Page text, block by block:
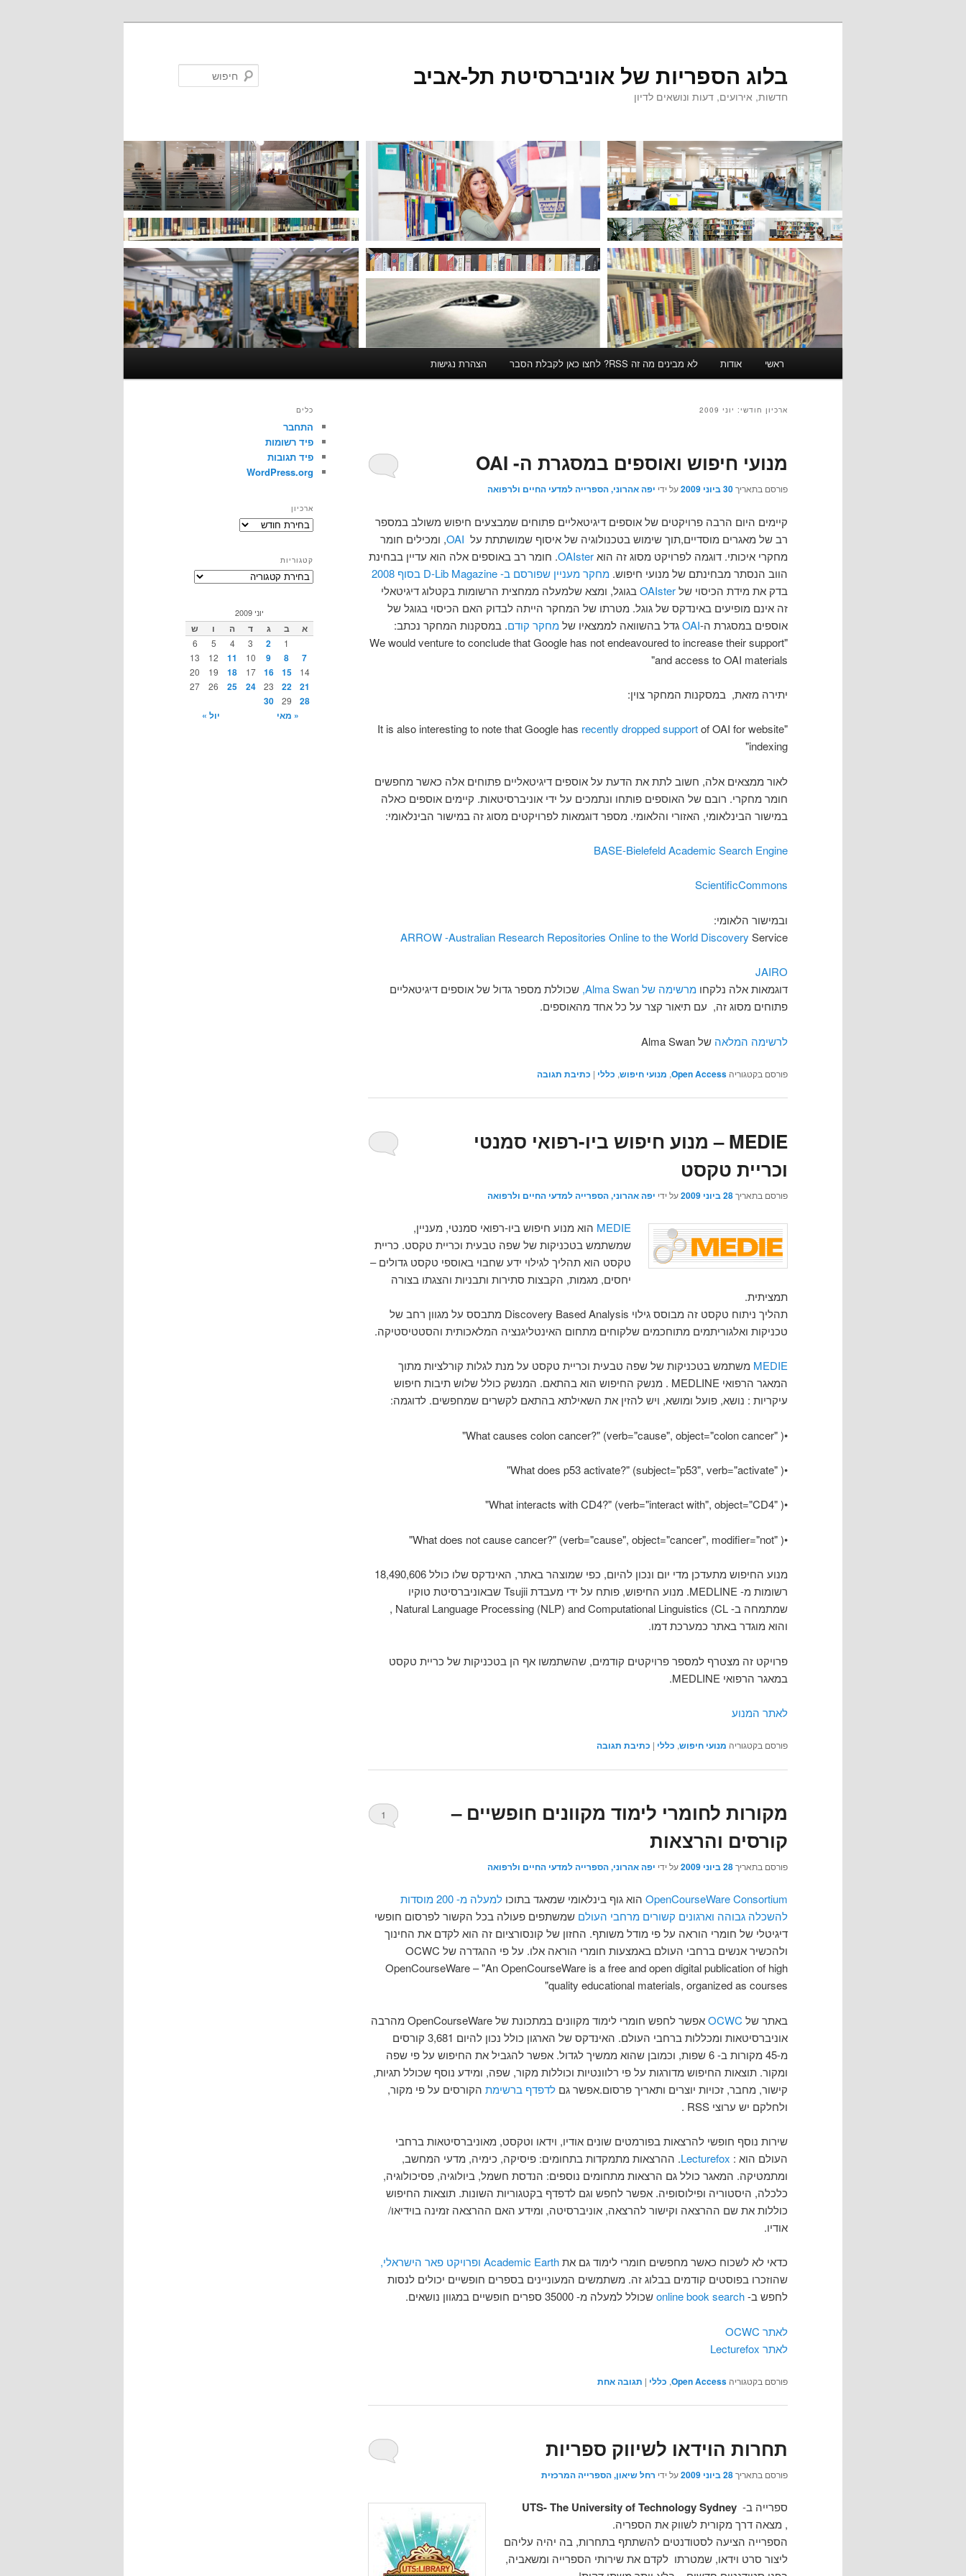
בלוג הספריות של אוניברסיטת תל-אביב
חדשות, אירועים, דעות ונושאים לדיון
ראשי אודות לא מבינים מה זה RSS? לחצו כאן לקבלת הסבר הצהרת נגישות
ארכיון חודשי: יוני 2009
מנועי חיפוש ואוספים במסגרת ה- OAI
פורסם בתאריך30 ביוני 2009 על ידי יפה אהרוני, הספרייה למדעי החיים ולרפואה
קיימים היום הרבה פרויקטים של אוספים דיגיטאליים פתוחים שמבצעים חיפוש משולב במספר
רב של מאגרים מוסדיים,תוך שימוש בטכנולוגיה של איסוף שמושתתת על OAI, ומכילים חומר
מחקרי איכותי. דוגמה לפרויקט מסוג זה הואOAIster. חומר רב באוספים אלה הוא עדיין בבחינת
הווב הנסתר מבחינתם של מנועי חיפוש. מחקר מעניין שפורסם ב- D-Lib Magazine בסוף 2008
בדק את מידת הכיסוי שלOAIster בגוגל, ומצא שלמעלה ממחצית הרשומות בקטלוג דיגיטאלי
זה אינם מופיעים באינדקס של גוגל. מטרתו של המחקר הייתה לבדוק האם הכיסוי בגוגל של
אוספים במסגרת ה-OAIגדל בהשוואה לממצאיו שלמחקר קודם. במסקנות המחקר נכתב:
"We would venture to conclude that Google has not endeavoured to increase their support
and access to OAI materials"
יתירה מזאת, במסקנות המחקר צוין:
"It is also interesting to note that Google has
recently dropped supportof OAI for website
indexing"
לאור ממצאים אלה, חשוב לתת את הדעת על אוספים דיגיטאליים פתוחים אלה כאשר מחפשים
חומר מחקרי. רובם של האוספים פותחו ונתמכים על ידי אוניברסיטאות. קיימים אוספים כאלה
במישור הבינלאומי, האזורי והלאומי. מספר דוגמאות לפרויקטים מסוג זה במישור הבינלאומי:
BASE-Bielefeld Academic Search Engine
ScientificCommons
ובמישור הלאומי:
ARROW -Australian Research Repositories Online to the World Discovery Service
JAIRO
דוגמאות אלה נלקחו מרשימה של Alma Swan,
שכוללת מספר גדול של אוספים דיגיטאליים
פתוחים מסוג זה, עם תיאור קצר על כל אחד מהאוספים.
לרשימה המלאה של Alma Swan
פורסם בקטגוריה Open Access
, מנועי חיפוש, כללי | כתיבת תגובה
MEDIE – מנוע חיפוש ביו-רפואי סמנטי
וכריית טקסט
פורסם בתאריך28 ביוני 2009 על ידי יפה אהרוני, הספרייה למדעי החיים ולרפואה
MEDIE הוא מנוע חיפוש ביו-רפואי סמנטי, מעניין,
שמשתמש בטכניקות של שפה טבעית וכריית טקסט. כריית
טקסט הוא תהליך לגילוי ידע שחבוי באוספי טקסט גדולים –
יחסים, מגמות, הקבצות סתירות ותבניות והצגתו בצורה
תמציתית.
תהליך ניתוח טקסט זה מבוסס גילוי Discovery Based Analysis מתבסס על מגוון רחב של
טכניקות ואלגוריתמים מתוחכמים שלקוחים מתחום האינטליגנציה המלאכותית והסטטיסטיקה.
MEDIE משתמש בטכניקות של שפה טבעית וכריית טקסט על מנת לגלות קורלציות מתוך
המאגר הרפואי MEDLINE . מנשק החיפוש הוא בהתאם. המנשק כולל שלוש תיבות חיפוש
עיקריות : נושא, פועל ומושא, ויש להזין את השאילתא בהתאם לקשרים שמחפשים. לדוגמה:
•( "What causes colon cancer?" (verb="cause", object="colon cancer"
•( "What does p53 activate?" (subject="p53", verb="activate"
•( "What interacts with CD4?" (verb="interact with", object="CD4"
•( "What does not cause cancer?" (verb="cause", object="cancer", modifier="not"
מנוע החיפוש מתעדכן מדי יום ונכון להיום, כפי שמוצהר באתר, האינדקס שלו כולל 18,490,606
רשומות מ- MEDLINE. מנוע החיפוש, פותח על ידי מעבדת Tsujii שבאוניברסיטת טוקיו
שמתמחה ב- Natural Language Processing (NLP) and Computational Linguistics (CL ,
והוא מוגדר באתר כמערכת דמו.
פרויקט זה מצטרף למספר פרויקטים קודמים, שהשתמשו אף הן בטכניקות של כריית טקסט
במאגר הרפואי MEDLINE.
לאתר המנוע
פורסם בקטגוריה מנועי חיפוש, כללי | כתיבת תגובה
מקורות לחומרי לימוד מקוונים חופשיים –
קורסים והרצאות
פורסם בתאריך28 ביוני 2009 על ידי יפה אהרוני, הספרייה למדעי החיים ולרפואה
1
OpenCourseWare Consortium הוא גוף בינלאומי שמאגד בתוכו
למעלה מ- 200 מוסדות
להשכלה גבוהה וארגונים קשורים מרחבי העולם שמשתפים פעולה בכל הקשור לפרסום חופשי
דיגיטלי של חומרי הוראה על פי מודל משותף. החזון של קונסורציום זה הוא לקדם את החינוך
ולהכשיר אנשים ברחבי העולם באמצעות חומרי הוראה אלו. על פי ההגדרה של OCWC
OpenCourseWare – "An OpenCourseWare is a free and open digital publication of high
quality educational materials, organized as courses"
באתר של OCWC
אפשר לחפש חומרי לימוד מקוונים במתכונת של OpenCourseWare מהרבה
אוניברסיטאות ומכללות ברחבי העולם. האינדקס של הארגון כולל נכון להיום 3,681 קורסים
מ-45 מקורות ב- 6 שפות, וכמובן שהוא ממשיך לגדול. אפשר להגביל את החיפוש על פי שפה
ומקור. תוצאות החיפוש מדורגות על פי רלוונטיות וכוללות מקור, שפה, ומידע נוסף שכולל תגיות,
קישור, מחבר, זכויות יוצרים ותאריך פרסום.אפשר גם לדפדף ברשימת הקורסים על פי מקור,
ולחלקם יש ערוצי RSS .
שירות נוסף חופשי להרצאות בפורמטים שונים אודיו, וידאו וטקסט, מאוניברסיטאות ברחבי
העולם הוא : Lecturefox. ההרצאות מתמקדות בתחומים: פיסיקה, כימיה, מדעי המחשב,
ומתמטיקה. המאגר כולל גם הרצאות מתחומים נוספים: הנדסת חשמל, ביולוגיה, פסיכולוגיה,
כלכלה, היסטוריה ופילוסופיה. אפשר לחפש וגם לדפדף בקטגוריות השונות. תוצאות החיפוש
כוללות את שם ההרצאה וקישור להרצאה, אוניברסיטה, ומידע האם ההרצאה זמינה בוידיאו/
אודיו.
כדאי לא לשכוח כאשר מחפשים חומרי לימוד גם אתAcademic Earth ופרויקט פאר הישראלי,
שהוזכרו בפוסטים קודמים בבלוג זה. משתמשים המעוניינים בספרים חופשיים יכולים לנסות
לחפש ב-
שכולל למעלה מ- 35000 ספרים חופשיים במגוון נושאים.
לאתר OCWC
לאתר Lecturefox
פורסם בקטגוריה Open Access
, כללי | תגובהאחת
תחרות הוידאו לשיווק ספריות
פורסם בתאריך28 ביוני 2009 על ידי רחל שיאון, הספרייה המרכזית
ספרייה ב- UTS-The University of Technology Sydney
, מצאה דרך מקורית לשווק את הספריה.
הספרייה הציעה לסטודנטים להשתתף בתחרות, בה יהיה עליהם
ליצור סרט וידאו, שמטרתו לקדם את שירותי הספרייה ומשאביה,
כלים
התחבר
פיד רשומות
פיד תגובות
WordPress.org
ארכיון
ארכיון
קטגוריות
קטגוריות
יוני 2009
א ב ג ד ה ו ש
1
2
3
4
5
6
7
8
9
10
11
12
13
14
15
16
17
18
19
20
21
22
23
24
25
26
27
28
29
30
« מאי
יול »